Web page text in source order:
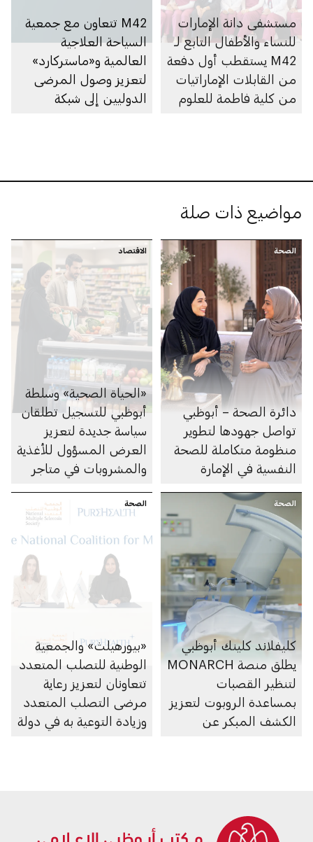
مستشفى دانة الإمارات
للنساء والأطفال التابع لـ
M42 يستقطب أول دفعة
من القابلات الإماراتيات
من كلية فاطمة للعلوم
M42 تتعاون مع جمعية
السياحة العلاجية
العالمية و«ماستركارد»
لتعزيز وصول المرضى
الدوليين إلى شبكة
مواضيع ذات صلة
الصحة
دائرة الصحة – أبوظبي
تواصل جهودها لتطوير
منظومة متكاملة للصحة
النفسية في الإمارة
الاقتصاد
«الحياة الصحية» وسلطة
أبوظبي للتسجيل تطلقان
سياسة جديدة لتعزيز
العرض المسؤول للأغذية
والمشروبات في متاجر
الإلكترونية
الصحة
كليفلاند كلينك أبوظبي
يطلق منصة MONARCH
لتنظير القصبات
بمساعدة الروبوت لتعزيز
الكشف المبكر عن
الصحة
«بيورهيلث» والجمعية
الوطنية للتصلب المتعدد
تتعاونان لتعزيز رعاية
مرضى التصلب المتعدد
وزيادة التوعية به في دولة